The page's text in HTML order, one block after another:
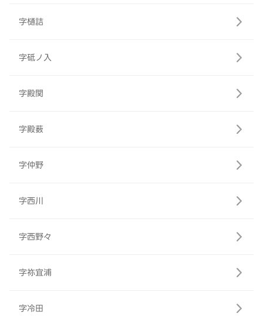
字樋詰
字砥ノ入
字殿関
字殿薮
字仲野
字西川
字西野々
字祢宜浦
字冷田